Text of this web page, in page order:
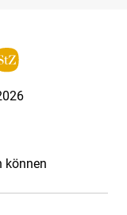
können